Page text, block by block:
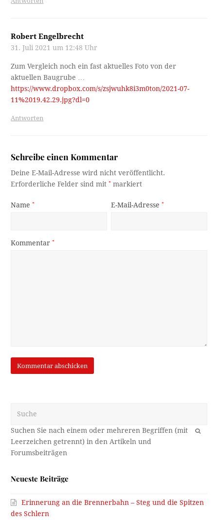
Robert Engelbrecht
31. Juli 2021 um 12:48 Uhr
Zum Vergleich noch ein fast aktuelles Foto von der
aktuellen Baugrube …
https://www.dropbox.com/s/zsjwuhk8i3m0ton/2021-07-
11%2019.42.29.jpg?dl=0
Antworten
Schreibe einen Kommentar
Deine E-Mail-Adresse wird nicht veröffentlicht.
Erforderliche Felder sind mit* markiert
Name* E-Mail-Adresse*
Kommentar*
OK
Neueste Beiträge
Erinnerung an die Brennerbahn – Steg und die Spitzen
des Schlern